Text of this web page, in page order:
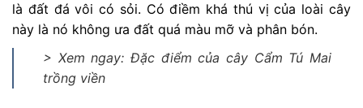
là đất đá vôi có sỏi. Có điềm khá thú vị của loài cây
này là nó không ưa đất quá màu mỡ và phân bón.
> Xem ngay: Đặc điểm của cây Cẩm Tú Mai
trồng viền